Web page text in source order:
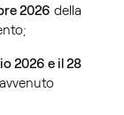
2026 della
2026 e il 28